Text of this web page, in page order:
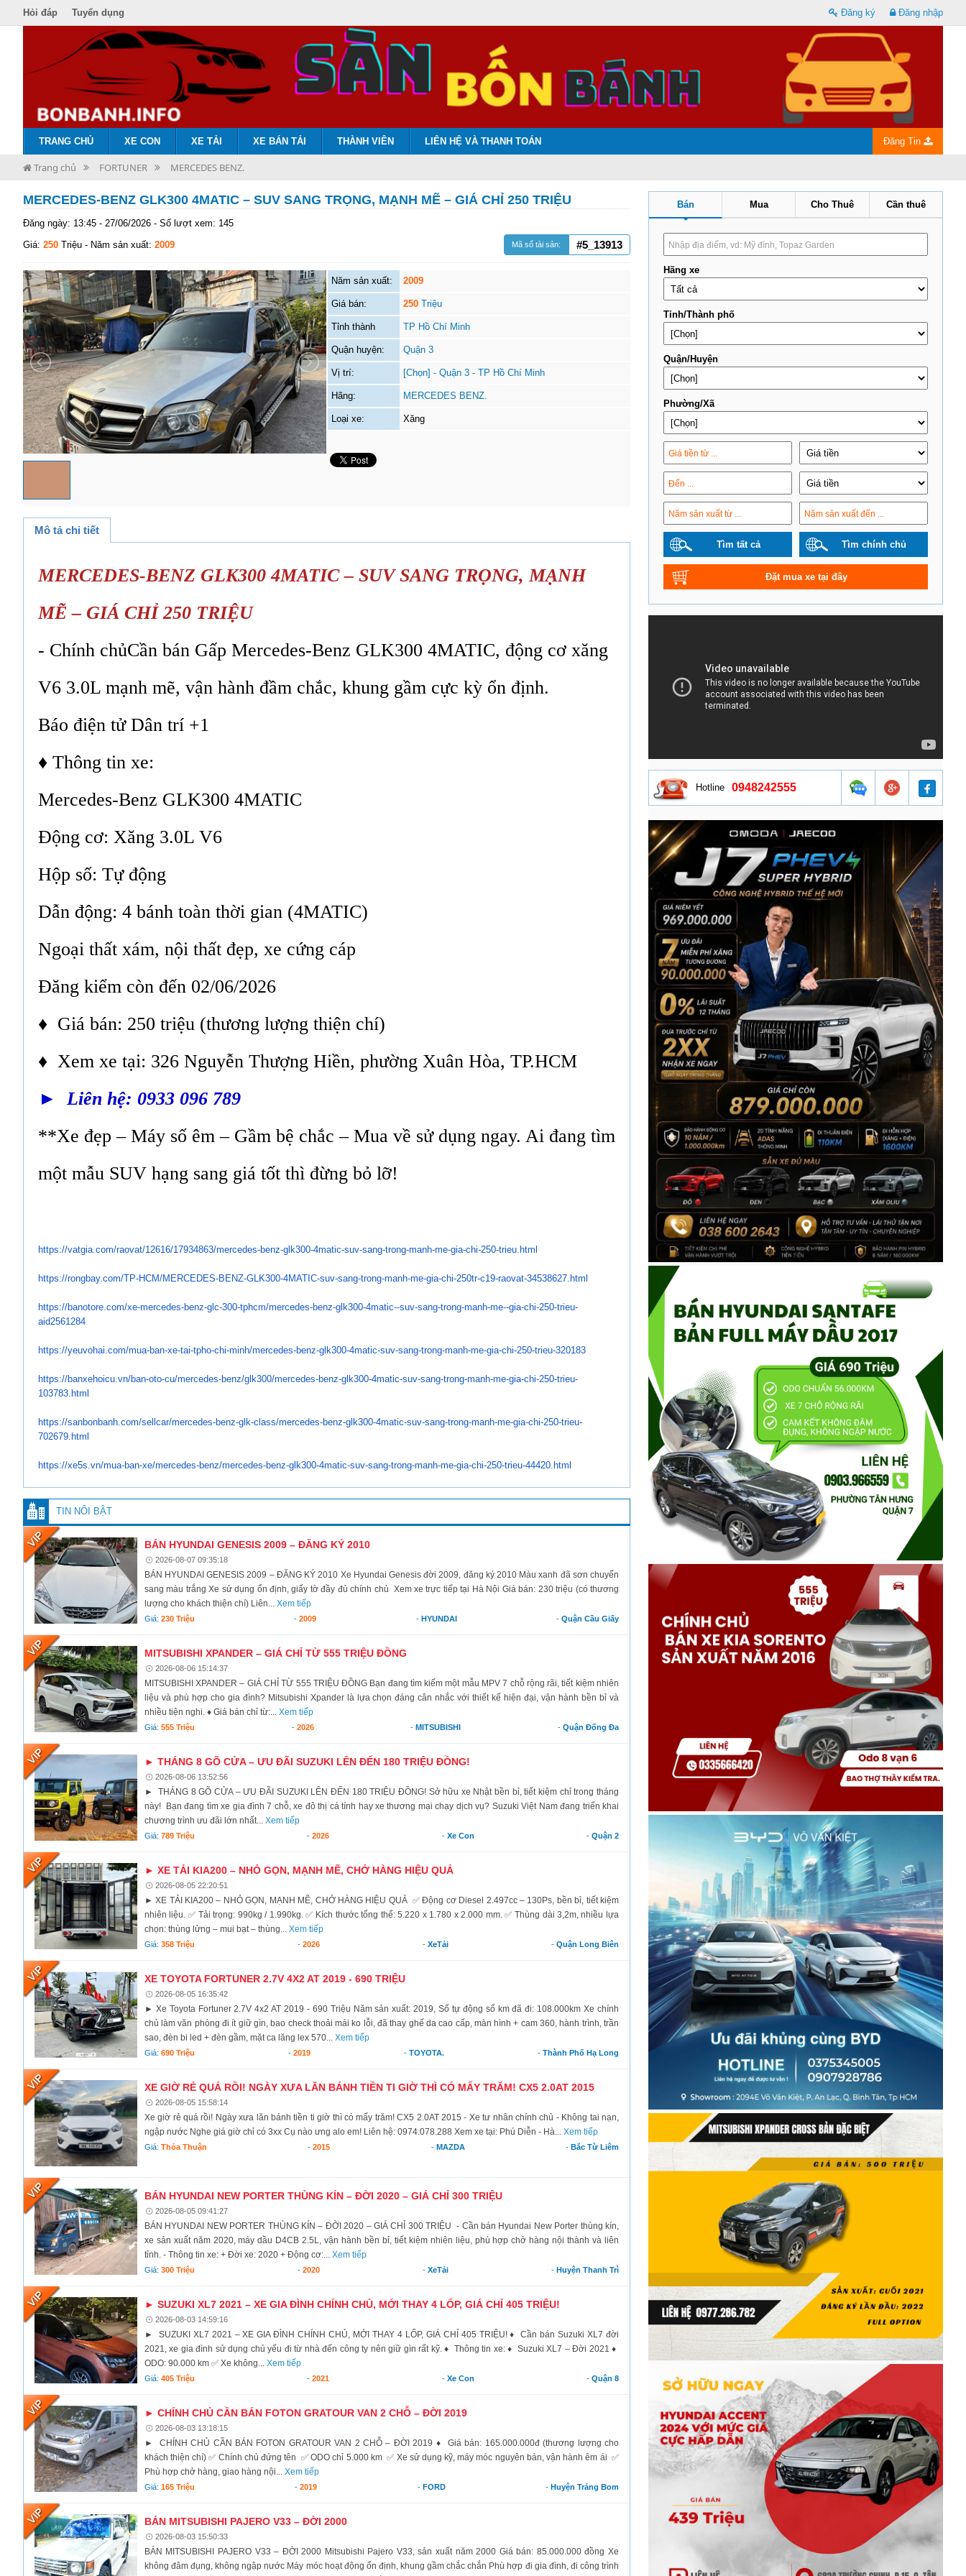
Hỏi đáp Tuyển dụng Đăng ký Đăng nhập
TRANG CHỦ XE CON XE TẢI XE BÁN TẢI THÀNH VIÊN LIÊN HỆ VÀ THANH TOÁN Đăng Tin
Trang chủ FORTUNER MERCEDES BENZ.
Bán Mua Cho Thuê Cần thuê
Hãng xe
Tỉnh/Thành phố
Quận/Huyện
Phường/Xã
Tìm tất cả Tìm chính chủ
Đặt mua xe tại đây
Hotline 0948242555
MERCEDES-BENZ GLK300 4MATIC – SUV SANG TRỌNG, MẠNH MẼ – GIÁ CHỈ 250 TRIỆU
Đăng ngày: 13:45 - 27/06/2026 - Số lượt xem: 145
Giá: 250 Triệu - Năm sản xuất: 2009 Mã số tài sản: #5_13913
Năm sản xuất: 2009
Giá bán: 250 Triệu
Tỉnh thành TP Hồ Chí Minh
Quận huyện: Quận 3
Vị trí: [Chọn] - Quận 3 - TP Hồ Chí Minh
Hãng: MERCEDES BENZ.
Loại xe: Xăng
Mô tả chi tiết
MERCEDES-BENZ GLK300 4MATIC – SUV SANG TRỌNG, MẠNH
MẼ – GIÁ CHỈ 250 TRIỆU
- Chính chủCần bán Gấp Mercedes-Benz GLK300 4MATIC, động cơ xăng
V6 3.0L mạnh mẽ, vận hành đầm chắc, khung gầm cực kỳ ổn định.
Báo điện tử Dân trí +1
♦ Thông tin xe:
Mercedes-Benz GLK300 4MATIC
Động cơ: Xăng 3.0L V6
Hộp số: Tự động
Dẫn động: 4 bánh toàn thời gian (4MATIC)
Ngoại thất xám, nội thất đẹp, xe cứng cáp
Đăng kiểm còn đến 02/06/2026
♦ Giá bán: 250 triệu (thương lượng thiện chí)
♦ Xem xe tại: 326 Nguyễn Thượng Hiền, phường Xuân Hòa, TP.HCM
► Liên hệ: 0933 096 789
**Xe đẹp – Máy số êm – Gầm bệ chắc – Mua về sử dụng ngay. Ai đang tìm
một mẫu SUV hạng sang giá tốt thì đừng bỏ lỡ!
https://vatgia.com/raovat/12616/17934863/mercedes-benz-glk300-4matic-suv-sang-trong-manh-me-gia-chi-250-trieu.html
https://rongbay.com/TP-HCM/MERCEDES-BENZ-GLK300-4MATIC-suv-sang-trong-manh-me-gia-chi-250tr-c19-raovat-34538627. html
https://banotore.com/xe-mercedes-benz-glc-300-tphcm/mercedes-benz-glk300-4matic--suv-sang-trong-manh-me--gia-chi-250-trieu-
aid2561284
https://yeuvohai.com/mua-ban-xe-tai-tpho-chi-minh/mercedes-benz-glk300-4matic-suv-sang-trong-manh-me-gia-chi-250-trieu-320183
https://banxehoicu.vn/ban-oto-cu/mercedes-benz/glk300/mercedes-benz-glk300-4matic-suv-sang-trong-manh-me-gia-chi-250-trieu-
103783.html
https://sanbonbanh.com/sellcar/mercedes-benz-glk-class/mercedes-benz-glk300-4matic-suv-sang-trong-manh-me-gia-chi-250-trieu-
702679.html
https://xe5s.vn/mua-ban-xe/mercedes-benz/mercedes-benz-glk300-4matic-suv-sang-trong-manh-me-gia-chi-250-trieu-44420.html
TIN NỔI BẬT
BÁN HYUNDAI GENESIS 2009 – ĐĂNG KÝ 2010
2026-08-07 09:35:18
BÁN HYUNDAI GENESIS 2009 – ĐĂNG KÝ 2010 Xe Hyundai Genesis đời 2009, đăng ký 2010 Màu xanh đã sơn chuyển
sang màu trắng Xe sử dụng ổn định, giấy tờ đầy đủ chính chủ Xem xe trực tiếp tại Hà Nội Giá bán: 230 triệu (có thương
lượng cho khách thiện chí) Liên... Xem tiếp
Giá: 230 Triệu -2009 - HYUNDAI - Quận Cầu Giấy
MITSUBISHI XPANDER – GIÁ CHỈ TỪ 555 TRIỆU ĐỒNG
2026-08-06 15:14:37
MITSUBISHI XPANDER – GIÁ CHỈ TỪ 555 TRIỆU ĐỒNG Bạn đang tìm kiếm một mẫu MPV 7 chỗ rộng rãi, tiết kiệm nhiên
liệu và phù hợp cho gia đình? Mitsubishi Xpander là lựa chọn đáng cân nhắc với thiết kế hiện đại, vận hành bền bỉ và
nhiều tiện nghi. ♦ Giá bán chỉ từ:... Xem tiếp
Giá: 555 Triệu - 2026 - MITSUBISHI - Quận Đống Đa
► THÁNG 8 GÕ CỬA – ƯU ĐÃI SUZUKI LÊN ĐẾN 180 TRIỆU ĐỒNG!
2026-08-06 13:52:56
► THÁNG 8 GÕ CỬA – ƯU ĐÃI SUZUKI LÊN ĐẾN 180 TRIỆU ĐỒNG! Sở hữu xe Nhật bền bỉ, tiết kiệm chỉ trong tháng
này! Bạn đang tìm xe gia đình 7 chỗ, xe đô thị cá tính hay xe thương mại chạy dịch vụ? Suzuki Việt Nam đang triển khai
chương trình ưu đãi lớn nhất... Xem tiếp
Giá: 789 Triệu -2026 - Xe Con - Quận 2
► XE TẢI KIA200 – NHỎ GỌN, MẠNH MẼ, CHỞ HÀNG HIỆU QUẢ
2026-08-05 22:20:51
► XE TẢI KIA200 – NHỎ GỌN, MẠNH MẼ, CHỞ HÀNG HIỆU QUẢ ✅ Động cơ Diesel 2.497cc – 130Ps, bền bỉ, tiết kiệm
nhiên liệu. ✅ Tải trọng: 990kg / 1.990kg. ✅ Kích thước tổng thể: 5.220 x 1.780 x 2.000 mm. ✅ Thùng dài 3,2m, nhiều lựa
chọn: thùng lửng – mui bạt – thùng... Xem tiếp
Giá: 358 Triệu - 2026 - XeTải - Quận Long Biên
XE TOYOTA FORTUNER 2.7V 4X2 AT 2019 - 690 TRIỆU
2026-08-05 16:35:42
► Xe Toyota Fortuner 2.7V 4x2 AT 2019 - 690 Triệu Năm sản xuất: 2019, Số tự động số km đã đi: 108.000km Xe chính
chủ làm văn phòng đi ít giữ gìn, bao check thoải mái ko lỗi, đã thay ghế da cao cấp, màn hình + cam 360, hành trình, trần
sao, đèn bi led + đèn gầm, mặt ca lăng lex 570... Xem tiếp
Giá: 690 Triệu - 2019 - TOYOTA. - Thành Phố Hạ Long
XE GIỜ RẺ QUÁ RỒI! NGÀY XƯA LĂN BÁNH TIỀN TI GIỜ THÌ CÓ MẤY TRĂM! CX5 2.0AT 2015
2026-08-05 15:58:14
Xe giờ rẻ quá rồi! Ngày xưa lăn bánh tiền ti giờ thì có mấy trăm! CX5 2.0AT 2015 - Xe tư nhân chính chủ - Không tai nạn,
ngập nước Nghe giá giờ chỉ có 3xx Cụ nào ưng alo em! Liên hệ: 0974.078.288 Xem xe tại: Phú Diễn - Hà... Xem tiếp
Giá: Thỏa Thuận -2015 - MAZDA - Bắc Từ Liêm
BÁN HYUNDAI NEW PORTER THÙNG KÍN – ĐỜI 2020 – GIÁ CHỈ 300 TRIỆU
2026-08-05 09:41:27
BÁN HYUNDAI NEW PORTER THÙNG KÍN – ĐỜI 2020 – GIÁ CHỈ 300 TRIỆU - Cần bán Hyundai New Porter thùng kín,
xe sản xuất năm 2020, máy dầu D4CB 2.5L, vận hành bền bỉ, tiết kiệm nhiên liệu, phù hợp chở hàng nội thành và liên
tỉnh. - Thông tin xe: + Đời xe: 2020 + Động cơ:... Xem tiếp
Giá: 300 Triệu - 2020 - XeTải - Huyện Thanh Trì
► SUZUKI XL7 2021 – XE GIA ĐÌNH CHÍNH CHỦ, MỚI THAY 4 LỐP, GIÁ CHỈ 405 TRIỆU!
2026-08-03 14:59:16
► SUZUKI XL7 2021 – XE GIA ĐÌNH CHÍNH CHỦ, MỚI THAY 4 LỐP, GIÁ CHỈ 405 TRIỆU! ♦ Cần bán Suzuki XL7 đời
2021, xe gia đình sử dụng chủ yếu đi từ nhà đến công ty nên giữ gìn rất kỹ. ♦ Thông tin xe: ♦ Suzuki XL7 – Đời 2021 ♦
ODO: 90.000 km ✅ Xe không... Xem tiếp
Giá: 405 Triệu -2021 - Xe Con - Quận 8
► CHÍNH CHỦ CẦN BÁN FOTON GRATOUR VAN 2 CHỖ – ĐỜI 2019
2026-08-03 13:18:15
► CHÍNH CHỦ CẦN BÁN FOTON GRATOUR VAN 2 CHỖ – ĐỜI 2019 ♦ Giá bán: 165.000.000đ (thương lượng cho
khách thiện chí) ✅ Chính chủ đứng tên ✅ ODO chỉ 5.000 km ✅ Xe sử dụng kỹ, máy móc nguyên bản, vận hành êm ái ✅
Phù hợp chở hàng, giao hàng nội... Xem tiếp
Giá: 165 Triệu -2019 - FORD - Huyện Trảng Bom
BÁN MITSUBISHI PAJERO V33 – ĐỜI 2000
2026-08-03 15:50:33
BÁN MITSUBISHI PAJERO V33 – ĐỜI 2000 Mitsubishi Pajero V33, sản xuất năm 2000 Giá bán: 85.000.000 đồng Xe
không đâm đụng, không ngập nước Máy móc hoạt động ổn định, khung gầm chắc chắn Phù hợp đi gia đình, đi công trình